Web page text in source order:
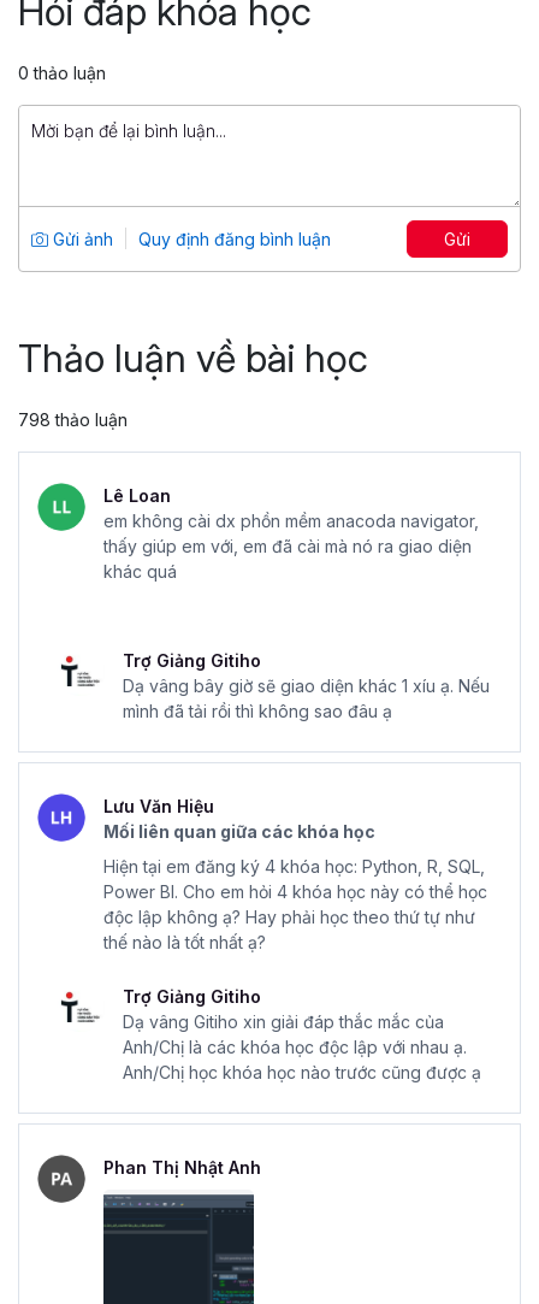
4.75
95
Học Google Apps Script cơ bản trong
Tổng số 2 giờ
18 bài giảng
5
65
299,000 đ
Hỏi đáp khóa học
0 thảo luận
Gửi ảnh Quy định đăng bình luận Gửi
Thảo luận về bài học
798 thảo luận
Lê Loan
em không cài dx phồn mềm anacoda navigator,
thấy giúp em với, em đã cài mà nó ra giao diện
khác quá
Trợ Giảng Gitiho
Dạ vâng bây giờ sẽ giao diện khác 1 xíu ạ. Nếu
mình đã tải rồi thì không sao đâu ạ
Lưu Văn Hiệu
Mối liên quan giữa các khóa học
Hiện tại em đăng ký 4 khóa học: Python, R, SQL,
Power BI. Cho em hỏi 4 khóa học này có thể học
độc lập không ạ? Hay phải học theo thứ tự như
thế nào là tốt nhất ạ?
Trợ Giảng Gitiho
Dạ vâng Gitiho xin giải đáp thắc mắc của
Anh/Chị là các khóa học độc lập với nhau ạ.
Anh/Chị học khóa học nào trước cũng được ạ
Phan Thị Nhật Anh